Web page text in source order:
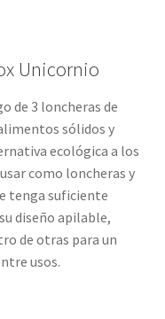
Unicornio
de 3 loncheras de
sólidos y
ecológica a los
como loncheras y
tenga suficiente
diseño apilable,
de otras para un
usos.